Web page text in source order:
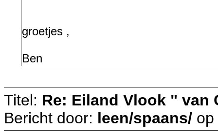
groetjes ,
Ben
Titel: Re: Eiland Vlook " van
Bericht door: leen/spaans/ op